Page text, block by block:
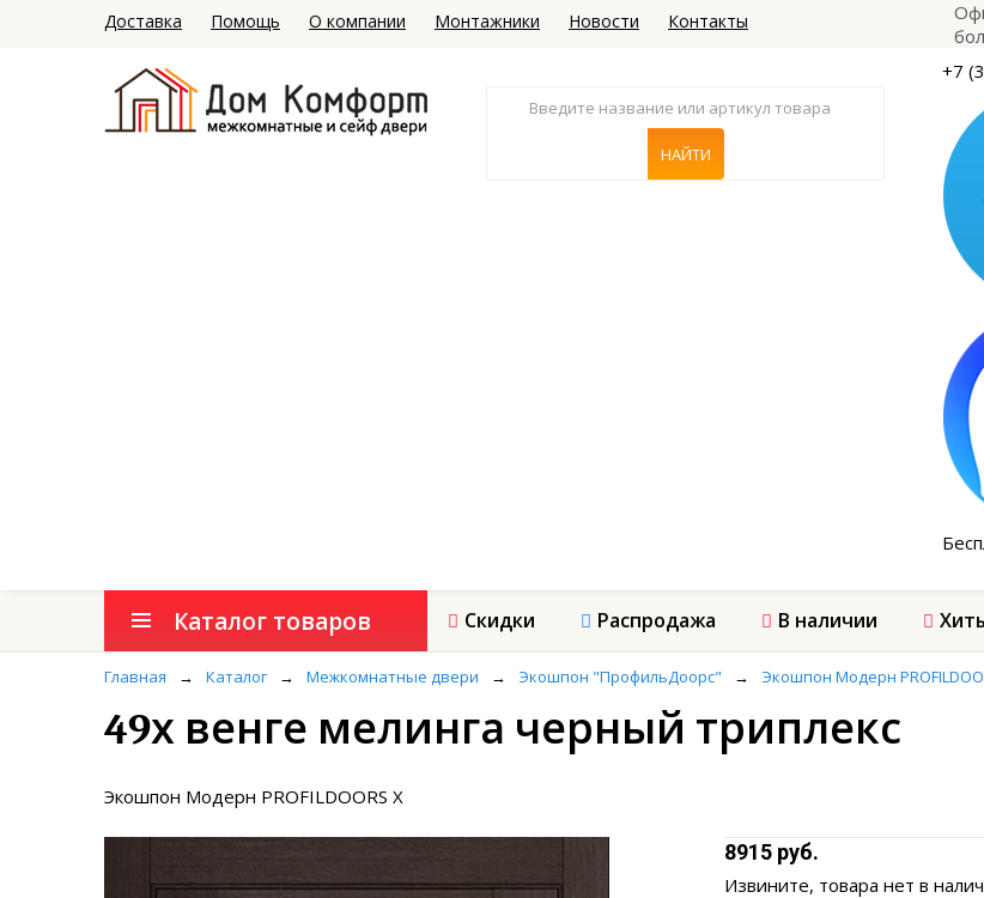
Доставка Помощь О компании Монтажники Новости Контакты
+7
Каталог товаров Скидки Распродажа В наличии
Главная → Каталог → Межкомнатные двери → Экошпон "ПрофильДоорс" → Экошпон Модерн
49х венге мелинга черный триплекс
Экошпон Модерн PROFILDOORS X
8915 руб.
Извините, товара нет в